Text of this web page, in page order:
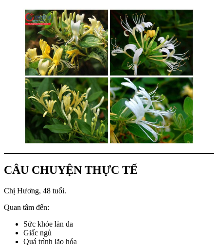
CÂU CHUYỆN THỰC TẾ
Chị Hương, 48 tuổi.
Quan tâm đến:
Sức khỏe làn da
Giấc ngủ
Quá trình lão hóa